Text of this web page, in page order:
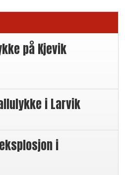
på Kjevik
i Larvik
i